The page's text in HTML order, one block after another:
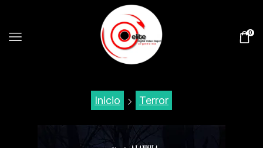
0
Inicio Terror